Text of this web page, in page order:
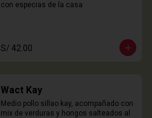
con especias de la casa
S/ 42.00
Wact Kay
Medio pollo sillao kay, acompañado con
mix de verduras y hongos salteados al